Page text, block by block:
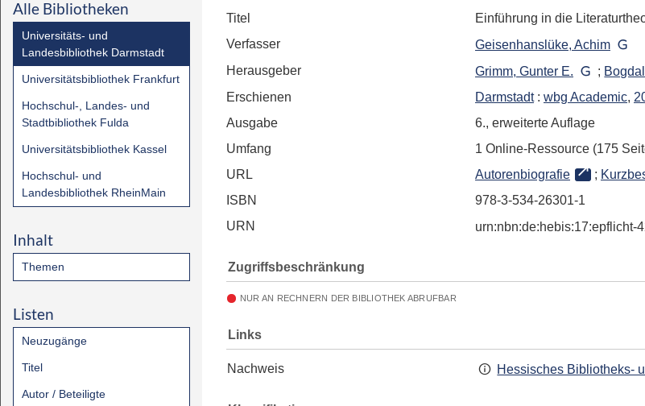
Alle Bibliotheken
Universitäts- und
Landesbibliothek Darmstadt
Universitätsbibliothek Frankfurt
Hochschul-, Landes- und
Stadtbibliothek Fulda
Universitätsbibliothek Kassel
Hochschul- und
Landesbibliothek RheinMain
Inhalt
Themen
Listen
Neuzugänge
Titel
Autor / Beteiligte
Titel Einführung in die
Verfasser
Geisenhanslüke, Achim
Herausgeber
Grimm, Gunter E. ;
Erschienen
Darmstadt: wbg Academic,
Ausgabe
6., erweiterte Auflage
Umfang
1 Online-Ressource (175
URL
Autorenbiografie ;
ISBN
978-3-534-26301-1
URN
urn:nbn:de:hebis:17:epflicht-
Zugriffsbeschränkung
NUR AN RECHNERN DER BIBLIOTHEK ABRUFBAR
Links
Nachweis Hessisches Bibliotheks-